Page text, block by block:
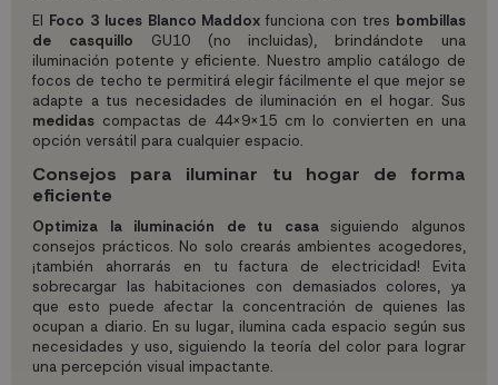
El Foco 3 luces Blanco Maddox funciona con tres bombillas
de casquillo GU10 (no incluidas), brindándote una
iluminación potente y eficiente. Nuestro amplio catálogo de
focos de techo te permitirá elegir fácilmente el que mejor se
adapte a tus necesidades de iluminación en el hogar. Sus
medidas compactas de 44x9x15 cm lo convierten en una
opción versátil para cualquier espacio.
Consejos para iluminar tu hogar de forma
eficiente
Optimiza la iluminación de tu casasiguiendo algunos
consejos prácticos. No solo crearás ambientes acogedores,
¡también ahorrarás en tu factura de electricidad! Evita
sobrecargar las habitaciones con demasiados colores, ya
que esto puede afectar la concentración de quienes las
ocupan a diario. En su lugar, ilumina cada espacio según sus
necesidades y uso, siguiendo la teoría del color para lograr
una percepción visual impactante.